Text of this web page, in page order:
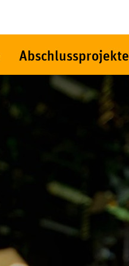
Abschlussprojekte